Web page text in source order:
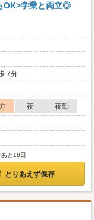
OK>学業と両立◎
7分
夜
夜勤
と18日
とりあえず保存